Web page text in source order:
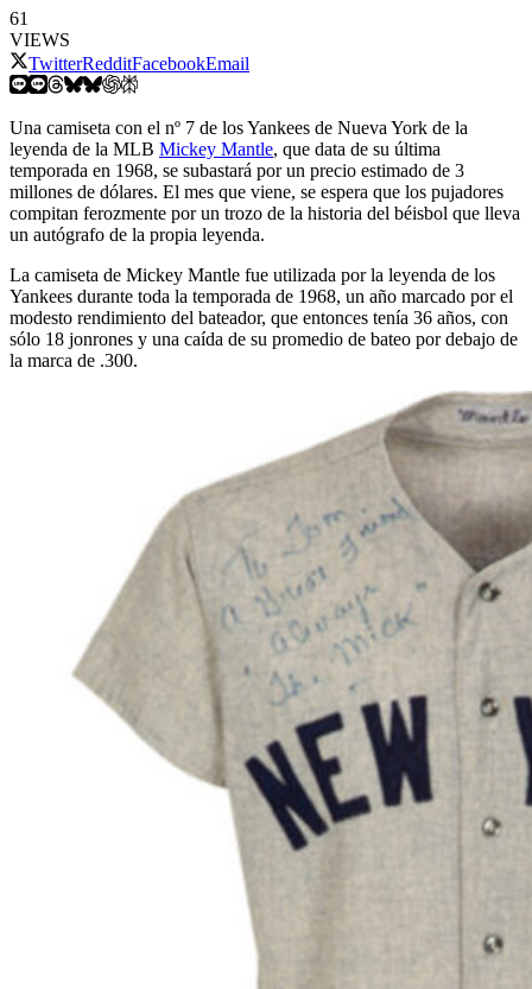
61
VIEWS
TwitterRedditFacebookEmail
Una camiseta con el nº 7 de los Yankees de Nueva York de la
leyenda de la MLB Mickey Mantle, que data de su última
temporada en 1968, se subastará por un precio estimado de 3
millones de dólares. El mes que viene, se espera que los pujadores
compitan ferozmente por un trozo de la historia del béisbol que lleva
un autógrafo de la propia leyenda.
La camiseta de Mickey Mantle fue utilizada por la leyenda de los
Yankees durante toda la temporada de 1968, un año marcado por el
modesto rendimiento del bateador, que entonces tenía 36 años, con
sólo 18 jonrones y una caída de su promedio de bateo por debajo de
la marca de .300.